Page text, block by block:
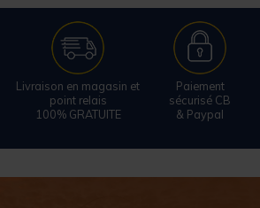
Livraison en magasin et
point relais
100% GRATUITE
Paiement
sécurisé CB
& Paypal